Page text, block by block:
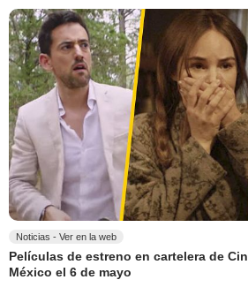
Noticias - Ver en la web
Películas de estreno en cartelera de
México el 6 de mayo